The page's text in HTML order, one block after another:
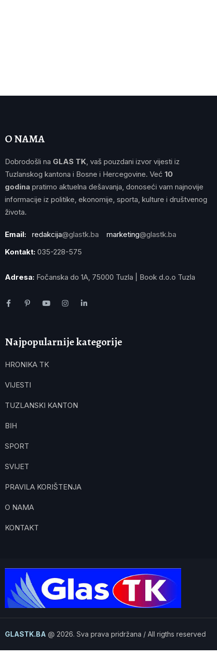
O NAMA
Dobrodošli na GLAS TK , vaš pouzdani izvor vijesti iz
Tuzlanskog kantona i Bosne i Hercegovine. Već 10
godina pratimo aktuelna dešavanja, donoseći vam najnovije
informacije iz politike, ekonomije, sporta, kulture i društvenog
života.
Email: redakcija@glastk.ba marketing@glastk.ba
Kontakt: 035-228-575
Adresa: Fočanska do 1A, 75000 Tuzla | Book d.o.o Tuzla
Najpopularnije kategorije
HRONIKA TK
VIJESTI
TUZLANSKI KANTON
BIH
SPORT
SVIJET
PRAVILA KORIŠTENJA
O NAMA
KONTAKT
GLASTK.BA @ 2026. Sva prava pridržana / All rigths reserved